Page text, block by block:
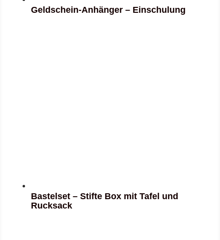
Geldschein-Anhänger – Einschulung
Bastelset – Stifte Box mit Tafel und
Rucksack